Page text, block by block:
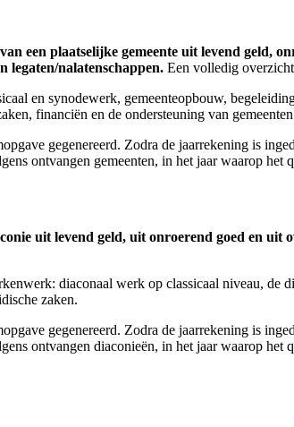
een plaatselijke gemeente uit levend geld,
legaten/nalatenschappen. Een volledig
en synodewerk, gemeenteopbouw,
financiën en de ondersteuning van
gegenereerd. Zodra de jaarrekening is
ontvangen gemeenten, in het jaar waarop
uit levend geld, uit onroerend goed en
diaconaal werk op classicaal niveau, de
zaken.
gegenereerd. Zodra de jaarrekening is
ontvangen diaconieën, in het jaar waarop het